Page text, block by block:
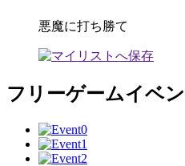
悪魔に打ち勝て
フリーゲームイベ